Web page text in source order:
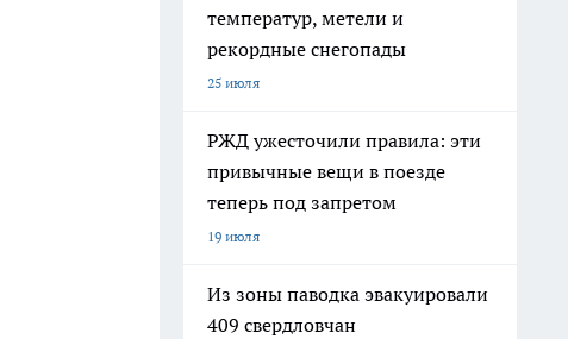
температур, метели и
рекордные снегопады
25 июля
РЖД ужесточили правила: эти
привычные вещи в поезде
теперь под запретом
19 июля
Из зоны паводка эвакуировали
409 свердловчан